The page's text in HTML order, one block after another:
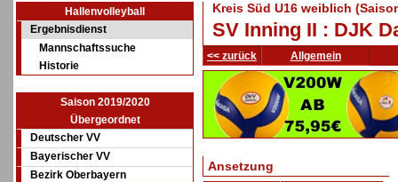
Hallenvolleyball
Ergebnisdienst
Mannschaftssuche
Historie
Saison 2019/2020
Übergeordnet
Deutscher VV
Bayerischer VV
Bezirk Oberbayern
Kreis Süd U16 weiblich
SV Inning II : DJK
<< zurück Allgemein
Ansetzung